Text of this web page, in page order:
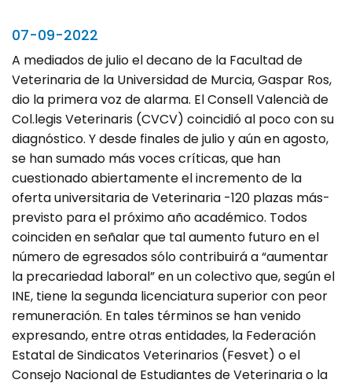
07-09-2022
A mediados de julio el decano de la Facultad de
Veterinaria de la Universidad de Murcia, Gaspar Ros,
dio la primera voz de alarma. El Consell Valencià de
Col.legis Veterinaris (CVCV) coincidió al poco con su
diagnóstico. Y desde finales de julio y aún en agosto,
se han sumado más voces críticas, que han
cuestionado abiertamente el incremento de la
oferta universitaria de Veterinaria -120 plazas más-
previsto para el próximo año académico. Todos
coinciden en señalar que tal aumento futuro en el
número de egresados sólo contribuirá a “aumentar
la precariedad laboral” en un colectivo que, según el
INE, tiene la segunda licenciatura superior con peor
remuneración. En tales términos se han venido
expresando, entre otras entidades, la Federación
Estatal de Sindicatos Veterinarios (Fesvet) o el
Consejo Nacional de Estudiantes de Veterinaria o la